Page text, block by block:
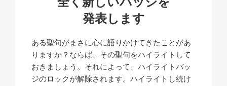
発表します
ある聖句がまさに心に語りかけてきたことがあ
りますか？ならば、その聖句をハイライトして
おきましょう。それによって、ハイライトバッ
ジのロックが解除されます。ハイライトし続け